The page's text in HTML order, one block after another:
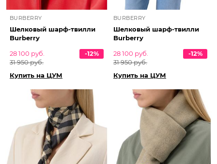
BURBERRY
Шелковый шарф-твилли
Burberry
28 100 руб.
31 950 руб.
-12%
Купить на ЦУМ
BURBERRY
Шелковый шарф-твилли
Burberry
28 100 руб.
31 950 руб.
-12%
Купить на ЦУМ